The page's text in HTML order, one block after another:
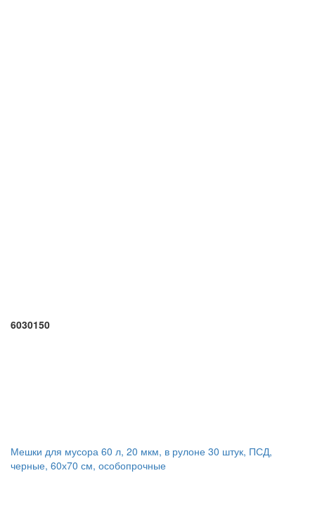
6030150
Мешки для мусора 60 л, 20 мкм, в рулоне 30 штук, ПСД,
черные, 60х70 см, особопрочные